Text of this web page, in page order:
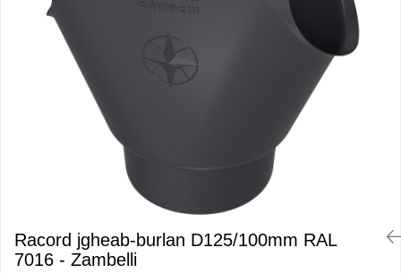
Racord jgheab-burlan D125/100mm RAL
7016 - Zambelli